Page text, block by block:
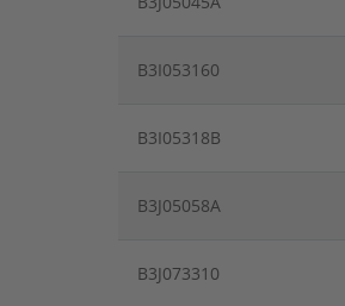
B3I053160
B3I05318B
B3J05058A
B3J073310